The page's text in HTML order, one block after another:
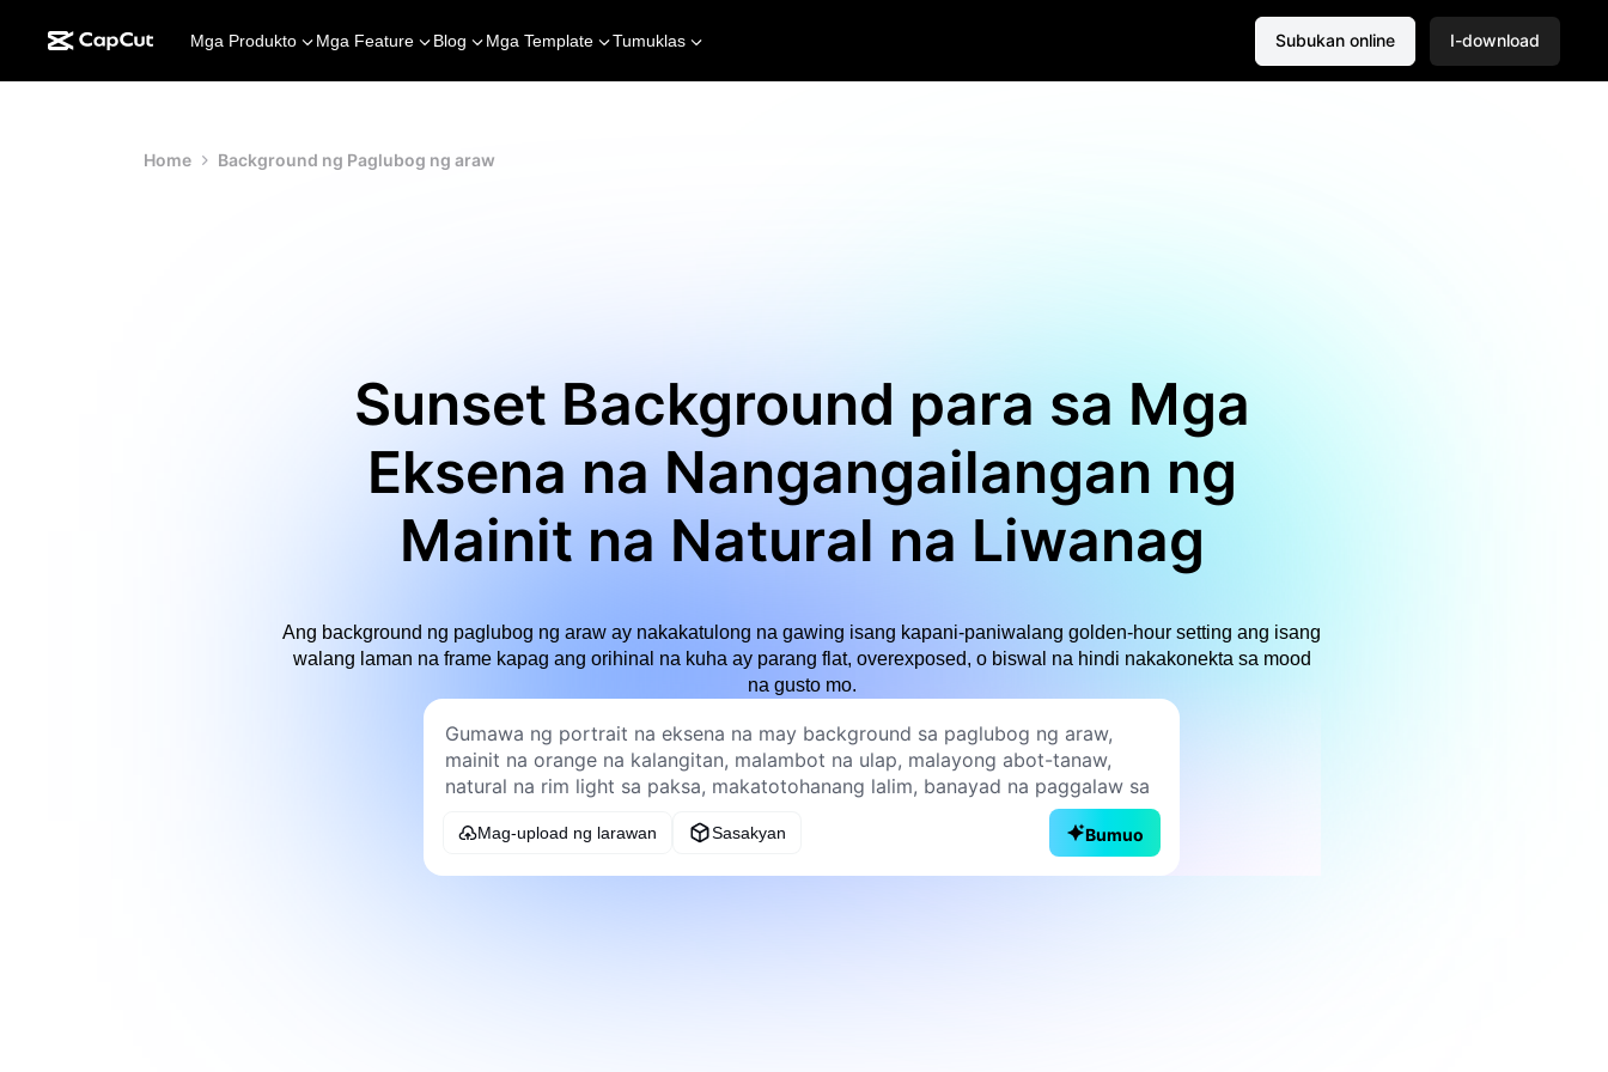
Mga Produkto Mga Feature Blog Mga Template Tumuklas Subukan online I-download
Home Background ng Paglubog ng araw
Sunset Background para sa Mga
Eksena na Nangangailangan ng
Mainit na Natural na Liwanag
Ang background ng paglubog ng araw ay nakakatulong na gawing isang kapani-paniwalang golden-hour setting ang isang
walang laman na frame kapag ang orihinal na kuha ay parang flat, overexposed, o biswal na hindi nakakonekta sa mood
na gusto mo.
Mag-upload ng larawan Sasakyan Bumuo